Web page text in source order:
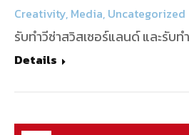
Creativity, Media, Uncategorized
รับทำวีซ่าสวิสเซอร์แลนด์ และรับท
Details